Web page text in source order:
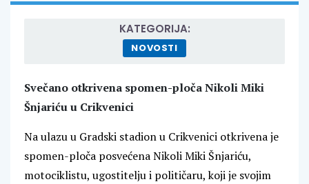
KATEGORIJA:
NOVOSTI
Svečano otkrivena spomen-ploča Nikoli Miki
Šnjariću u Crikvenici
Na ulazu u Gradski stadion u Crikvenici otkrivena je
spomen-ploča posvećena Nikoli Miki Šnjariću,
motociklistu, ugostitelju i političaru, koji je svojim